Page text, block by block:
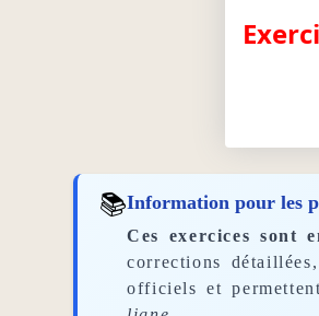
📚Information pour les
Ces exercices sont
corrections
officiels et